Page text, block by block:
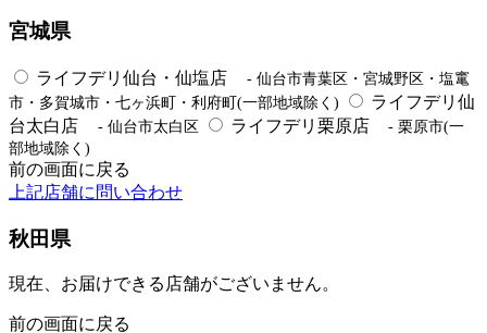
宮城県
ライフデリ仙台・仙塩店
- 仙台市青葉区・宮城野区・塩竃
市・多賀城市・七ヶ浜町・利府町(一部地域除く)
ライフデリ仙
台太白店
- 仙台市太白区 ライフデリ栗原店
- 栗原市(一
部地域除く)
前の画面に戻る
上記店舗に問い合わせ
秋田県
現在、お届けできる店舗がございません。
前の画面に戻る